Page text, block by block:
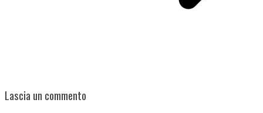
Lascia un commento